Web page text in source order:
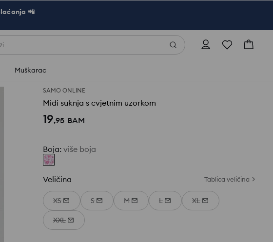
📲
Muškarac
SAMO ONLINE
Midi suknja s cvjetnim uzorkom
19,95 BAM
Boja: više boja
Veličina Tablica veličina
XS S M L XL
XXL